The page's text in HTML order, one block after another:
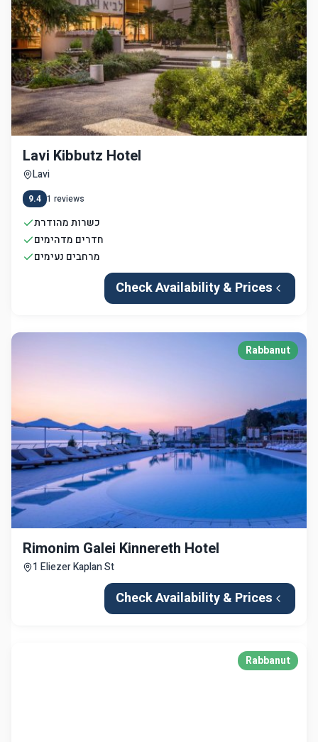
Lavi Kibbutz Hotel
Lavi
9.4 1 reviews
כשרות מהודרת
חדרים מדהימים
מרחבים נעימים
Check Availability & Prices
Rabbanut
Rimonim Galei Kinnereth Hotel
1 Eliezer Kaplan St
Check Availability & Prices
Rabbanut